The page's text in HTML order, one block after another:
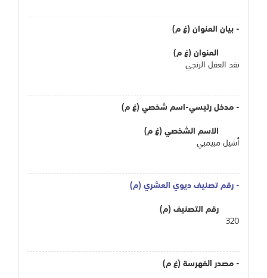
- بيان العنوان (غ م)
العنوان (غ م)
نقد العقل الزنجي
- مدخل رئيسي-اسم شخصي (غ م)
الاسم الشخصي (غ م)
أشيل مبيمبي
- رقم تصنيف ديوي العشري (م)
رقم التصنيف (م)
320
- مصدر الفهرسة (غ م)